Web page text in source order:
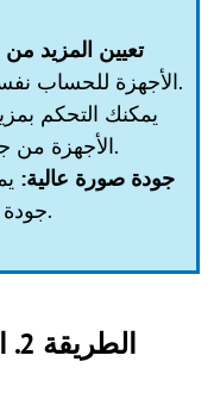
تعيين المزيد من
الأجهزة للحساب نفسه للاتصال البعيد بنقرة واحدة آمنة.
الأجهزة من جهاز كمبيوتر واحد في نفس الوقت.
جودة صورة عالية:
جودة صورة أفضل في التوصيل عن بُعد.